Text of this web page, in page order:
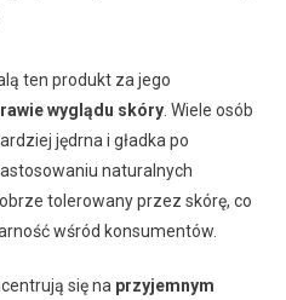
ten produkt za jego
wyglądu skóry. Wiele osób
jędrna i gładka po
naturalnych
tolerowany przez skórę, co
wśród konsumentów.
się na przyjemnym